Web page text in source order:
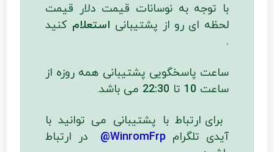
با توجه به نوسانات قیمت دلار قیمت
لحظه ای رو از پشتیبانی استعلام کنید
.
ساعت پاسخگویی پشتیبانی همه روزه از
ساعت 10 تا 22:30 می باشد.
برای ارتباط با پشتیبانی می توانید با
آیدی تلگرام WinromFrp@
در ارتباط